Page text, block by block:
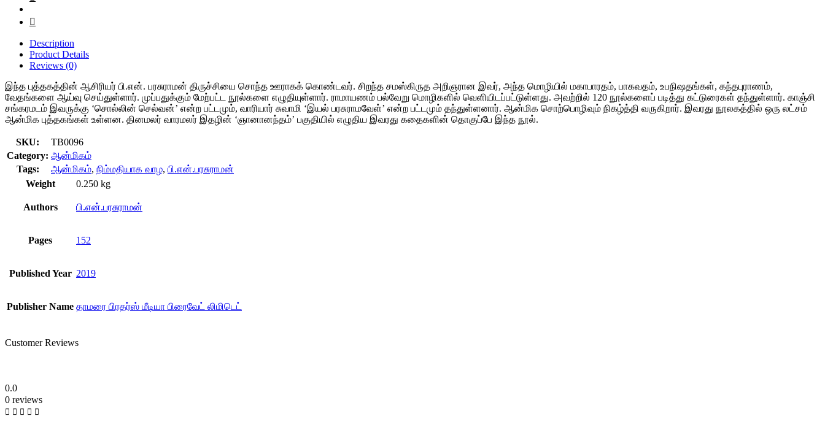
Description
Product Details
Reviews (0)
இந்த புத்தகத்தின் ஆசிரியர் பி.என். பரசுராமன் திருச்சியை சொந்த ஊராகக் கொண்டவர். சிறந்த சமஸ்கிருத அறிஞரான இவர், அந்த மொழியில் மகாபாரதம், பாகவதம், உபநிஷதங்கள், கந்தபுராணம்,
வேதங்களை ஆய்வு செய்துள்ளார். முப்பதுக்கும் மேற்பட்ட நூல்களை எழுதியுள்ளார். ராமாயணம் பல்வேறு மொழிகளில் வெளியிடப்பட்டுள்ளது. அவற்றில் 120 நூல்களைப் படித்து கட்டுரைகள் தந்துள்ளார். காஞ்சி
சங்கரமடம் இவருக்கு ‘சொல்லின் செல்வன்’ என்ற பட்டமும், வாரியார் சுவாமி ‘இயல் பரசுராமவேள்’ என்ற பட்டமும் தந்துள்ளனார். ஆன்மிக சொற்பொழிவும் நிகழ்த்தி வருகிறார். இவரது நூலகத்தில் ஒரு லட்சம்
ஆன்மிக புத்தகங்கள் உள்ளன. தினமலர் வாரமலர் இதழின் ‘ஞானானந்தம்’ பகுதியில் எழுதிய இவரது கதைகளின் தொகுப்பே இந்த நூல்.
SKU:
TB0096
Category: ஆன்மிகம்
Tags:
ஆன்மிகம், நிம்மதியாக வாழ, பி.என்.பரசுராமன்
Weight
0.250 kg
Authors பி.என்.பரசுராமன்
Pages 152
Published Year 2019
Publisher Name தாமரை பிரதர்ஸ் மீடியா பிரைவேட் லிமிடெட்
Customer Reviews
0.0
0 reviews